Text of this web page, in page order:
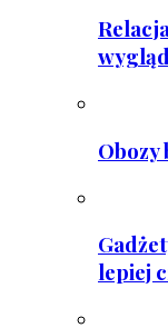
Obozy
lepiej